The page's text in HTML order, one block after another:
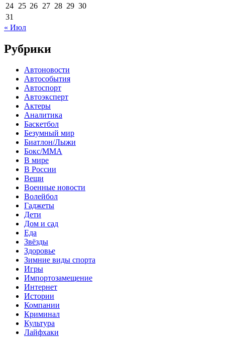
24 25 26 27 28 29 30
31
« Июл
Рубрики
Автоновости
Автособытия
Автоспорт
Автоэксперт
Актеры
Аналитика
Баскетбол
Безумный мир
Биатлон/Лыжи
Бокс/MMA
В мире
В России
Вещи
Военные новости
Волейбол
Гаджеты
Дети
Дом и сад
Еда
Звёзды
Здоровье
Зимние виды спорта
Игры
Импортозамещение
Интернет
Истории
Компании
Криминал
Культура
Лайфхаки